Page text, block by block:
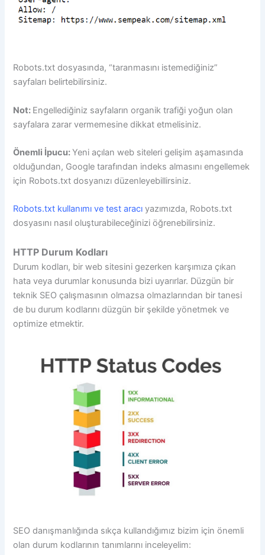
Robots.txt dosyasında, “taranmasını istemediğiniz”
sayfaları belirtebilirsiniz.
Not: Engellediğiniz sayfaların organik trafiği yoğun olan
sayfalara zarar vermemesine dikkat etmelisiniz.
Önemli İpucu:Yeni açılan web siteleri gelişim aşamasında
olduğundan, Google tarafından indeks almasını engellemek
için Robots.txt dosyanızı düzenleyebillirsiniz.
Robots.txt kullanımı ve test aracı yazımızda, Robots.txt
dosyasını nasıl oluşturabileceğinizi öğrenebilirsiniz.
HTTP Durum Kodları
Durum kodları, bir web sitesini gezerken karşımıza çıkan
hata veya durumlar konusunda bizi uyarırlar. Düzgün bir
teknik SEO çalışmasının olmazsa olmazlarından bir tanesi
de bu durum kodlarını düzgün bir şekilde yönetmek ve
optimize etmektir.
SEO danışmanlığında sıkça kullandığımız bizim için önemli
olan durum kodlarının tanımlarını inceleyelim: